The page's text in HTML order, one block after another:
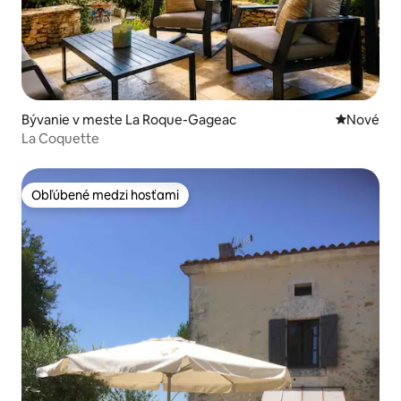
Bývanie v meste La Roque-Gageac Nové
Nové
La Coquette
Obľúbené medzi hosťami
Obľúbené medzi hosťami